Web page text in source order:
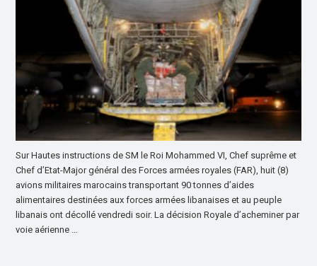
Sur Hautes instructions de SM le Roi Mohammed VI, Chef suprême et
Chef d’Etat-Major général des Forces armées royales (FAR), huit (8)
avions militaires marocains transportant 90 tonnes d’aides
alimentaires destinées aux forces armées libanaises et au peuple
libanais ont décollé vendredi soir. La décision Royale d’acheminer par
voie aérienne …